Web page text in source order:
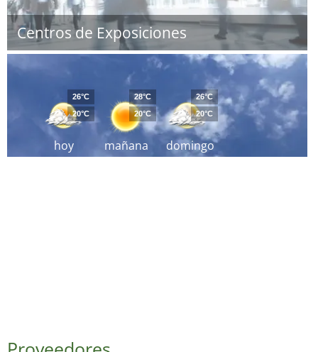
Centros de Exposiciones
hoy
26°C
20°C
mañana
28°C
20°C
domingo
26°C
20°C